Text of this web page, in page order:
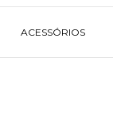
ACESSÓRIOS